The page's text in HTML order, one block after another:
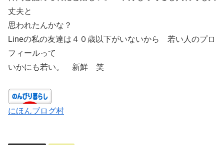
丈夫と
思われたんかな？
Lineの私の友達は４０歳以下がいないから 若い人のプロ
フィールって
いかにも若い。 新鮮 笑
にほんブログ村